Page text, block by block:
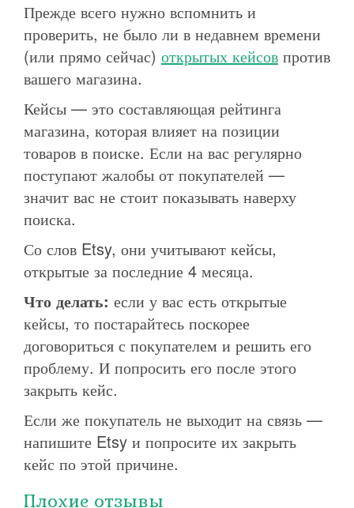
Прежде всего нужно вспомнить и
проверить, не было ли в недавнем времени
(или прямо сейчас) открытых кейсов против
вашего магазина.
Кейсы — это составляющая рейтинга
магазина, которая влияет на позиции
товаров в поиске. Если на вас регулярно
поступают жалобы от покупателей —
значит вас не стоит показывать наверху
поиска.
Со слов Etsy, они учитывают кейсы,
открытые за последние 4 месяца.
Что делать: если у вас есть открытые
кейсы, то постарайтесь поскорее
договориться с покупателем и решить его
проблему. И попросить его после этого
закрыть кейс.
Если же покупатель не выходит на связь —
напишите Etsy и попросите их закрыть
кейс по этой причине.
Плохие отзывы